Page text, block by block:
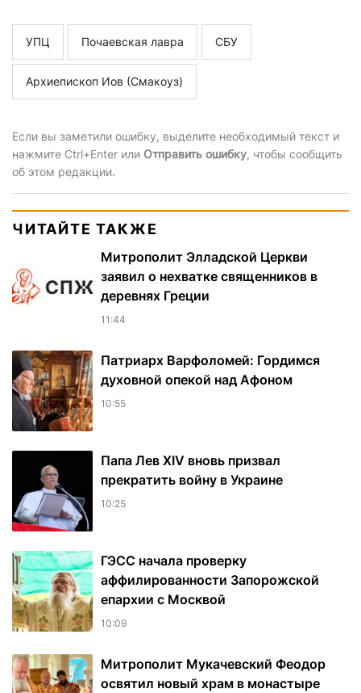
УПЦ Почаевская лавра СБУ
Архиепископ Иов (Смакоуз)
Если вы заметили ошибку, выделите необходимый текст и
нажмите Ctrl+Enter или Отправить ошибку, чтобы сообщить
об этом редакции.
ЧИТАЙТЕ ТАКЖЕ
Митрополит Элладской Церкви
заявил о нехватке священников в
деревнях Греции
11:44
Патриарх Варфоломей: Гордимся
духовной опекой над Афоном
10:55
Папа Лев XIV вновь призвал
прекратить войну в Украине
10:25
ГЭСС начала проверку
аффилированности Запорожской
епархии с Москвой
10:09
Митрополит Мукачевский Феодор
освятил новый храм в монастыре